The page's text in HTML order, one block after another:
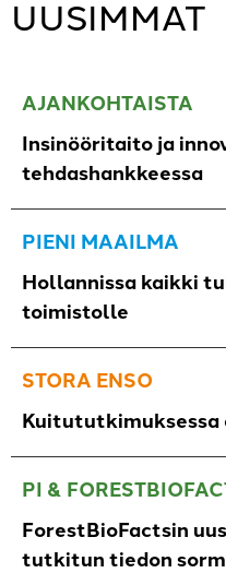
UUSIMMAT
AJANKOHTAISTA
Insinööritaito ja
tehdashankkeessa
PIENI MAAILMA
Hollannissa kaikki
toimistolle
STORA ENSO
PI &
ForestBioFactsin
tutkitun tiedon